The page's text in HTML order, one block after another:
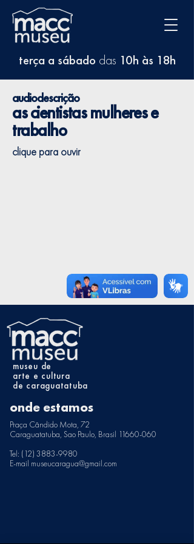
terça a sábado das 10h às 18h
audiodescrição
as cientistas mulheres e
trabalho
clique para ouvir
museu de
arte e cultura
de caraguatatuba
onde estamos
Praça Cândido Mota, 72
Caraguatatuba, Sao Paulo, Brasil 11660-060
Tel: (12) 3883-9980
E-mail museucaragua@gmail.com